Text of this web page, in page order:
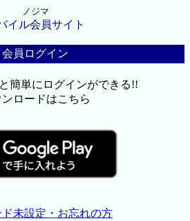
ノジマ
イル会員サイト
会員ログイン
簡単にログインができる!!
ンロードはこちら
未設定・お忘れの方